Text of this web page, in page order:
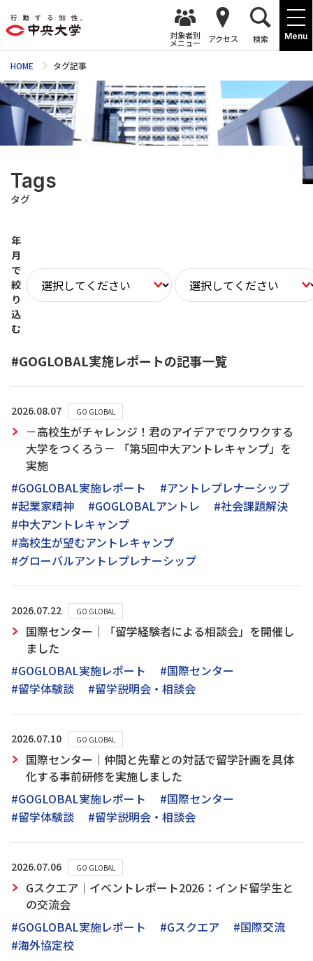
Menu
対象者別
メニュー アクセス 検索
HOME タグ記事
Tags
タグ
年
月
で
絞
り
込
む
#GOGLOBAL実施レポートの記事一覧
2026.08.07 GO GLOBAL
－高校生がチャレンジ！君のアイデアでワクワクする
大学をつくろう－ 「第5回中大アントレキャンプ」を
実施
#GOGLOBAL実施レポート
#アントレプレナーシップ
#起業家精神
#GOGLOBALアントレ
#社会課題解決
#中大アントレキャンプ
#高校生が望むアントレキャンプ
#グローバルアントレプレナーシップ
2026.07.22 GO GLOBAL
国際センター｜「留学経験者による相談会」を開催し
ました
#GOGLOBAL実施レポート
#国際センター
#留学体験談
#留学説明会・相談会
2026.07.10 GO GLOBAL
国際センター｜仲間と先輩との対話で留学計画を具体
化する事前研修を実施しました
#GOGLOBAL実施レポート
#国際センター
#留学体験談
#留学説明会・相談会
2026.07.06 GO GLOBAL
Gスクエア｜イベントレポート2026：インド留学生と
の交流会
#GOGLOBAL実施レポート
#Gスクエア
#国際交流
#海外協定校